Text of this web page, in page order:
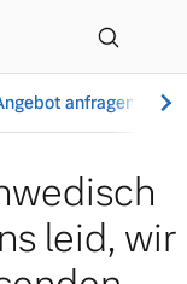
anfragen
leid, wir